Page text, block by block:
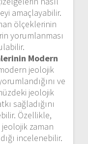
amaçlayabilir.
ölçeklerinin
yorumlanması
Modern
jeolojik
ve
jeolojik
sağladığını
Özellikle,
zaman
incelenebilir.